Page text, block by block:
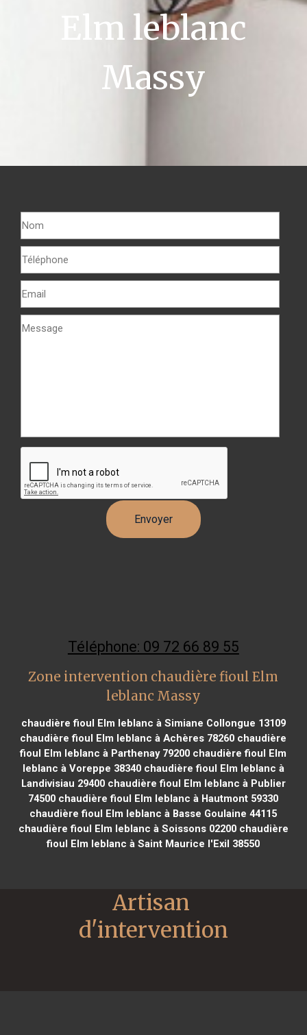
Elm leblanc
Massy
Téléphone: 09 72 66 89 55
Zone intervention chaudière fioul Elm
leblanc Massy
chaudière fioul Elm leblanc à Simiane Collongue 13109
chaudière fioul Elm leblanc à Achères 78260 chaudière
fioul Elm leblanc à Parthenay 79200 chaudière fioul Elm
leblanc à Voreppe 38340chaudière fioul Elm leblanc à
Landivisiau 29400chaudière fioul Elm leblanc à Publier
74500 chaudière fioul Elm leblanc à Hautmont 59330
chaudière fioul Elm leblanc à Basse Goulaine 44115
chaudière fioul Elm leblanc à Soissons 02200chaudière
fioul Elm leblanc à Saint Maurice l'Exil 38550
Artisan
d'intervention